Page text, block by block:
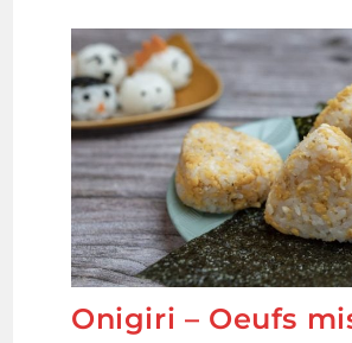
Onigiri – Oeufs